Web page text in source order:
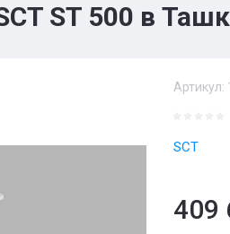
ST 500 в
Артикул:
SCT
409